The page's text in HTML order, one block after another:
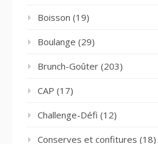
Boisson (19)
Boulange (29)
Brunch-Goûter (203)
CAP (17)
Challenge-Défi (12)
Conserves et confitures (18)